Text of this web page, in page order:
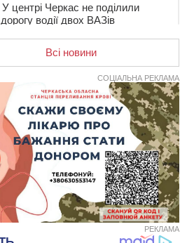
У центрі Черкас не поділили
дорогу водії двох ВАЗів
У Черкасах до середини серпня
обмежать рух транспорту на трьох
вулицях
На Черкащині кількість укриттів
збільшилась уп’ятеро з початку
повномасштабної війни
У Черкасах водій Audi Q5
спричинив аварію, не пропустивши
інший кросовер
“Черкасиводоканал” пропонує
підвищити тарифи на воду та
водовідведення з 2027 року
Встановити гойдалки, карусель і
закупити іграшки: у Черкасах
Всі новини
СОЦІАЛЬНА РЕКЛАМА
РЕКЛАМА